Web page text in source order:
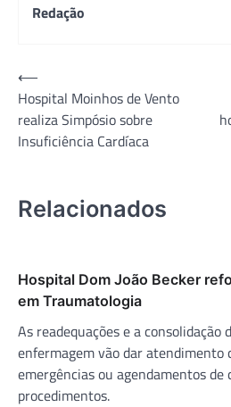
Redação
Navegação
de
Post
⟵
Hospital Moinhos de Vento
realiza Simpósio sobre
Insuficiência Cardíaca
Relacionados
Hospital Dom João Becker
em Traumatologia
As readequações e a consolidação
enfermagem vão dar atendimento
emergências ou agendamentos de
procedimentos.